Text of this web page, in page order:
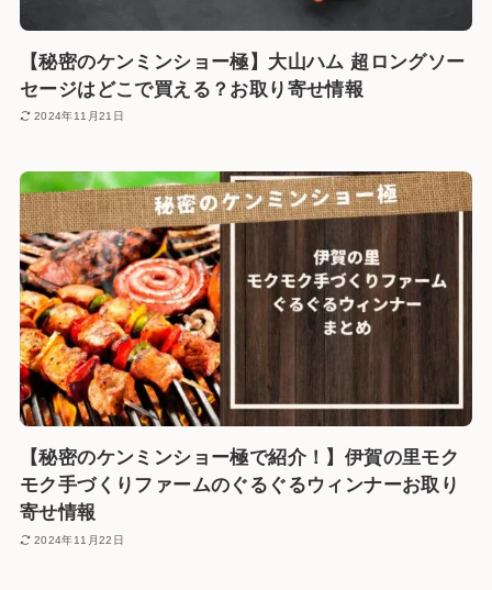
【秘密のケンミンショー極】大山ハム 超ロングソー
セージはどこで買える？お取り寄せ情報
2024年11月21日
【秘密のケンミンショー極で紹介！】伊賀の里モク
モク手づくりファームのぐるぐるウィンナーお取り
寄せ情報
2024年11月22日